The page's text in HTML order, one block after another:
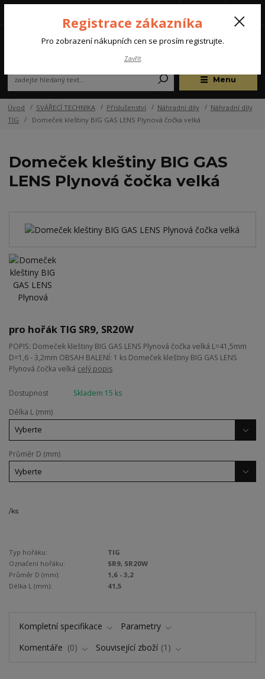
Menu
(Po-Pá, 07:00-15:30 hod.)
Úvod SVÁŘECÍ TECHNIKA Příslušenství Náhradní díly
Náhradní díly
TIG
Domeček kleštiny BIG GAS LENS Plynová čočka velká
Domeček kleštiny BIG GAS
LENS Plynová čočka velká
pro hořák TIG SR9, SR20W
POPIS: Domeček kleštiny BIG GAS LENS Plynová čočka velká L=41,5mm
D=1,6 - 3,2mm OBSAH BALENÍ: 1 ks Domeček kleštiny BIG GAS LENS
Plynová čočka velká celý popis
Dostupnost
Skladem 15 ks
Délka L (mm)
Průměr D (mm)
/ks
Typ hořáku:
TIG
Označení hořáku:
SR9, SR20W
Průměr D (mm):
1,6 - 3,2
Délka L (mm):
41,5
Kompletní specifikace
Parametry
Komentáře
0 Související zboží 1
Registrace zákazníka
Pro zobrazení nákupních cen se prosím registrujte.
Zavřít